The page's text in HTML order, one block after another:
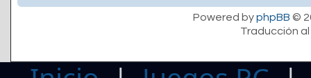
Powered byphpBB ©
Traducción